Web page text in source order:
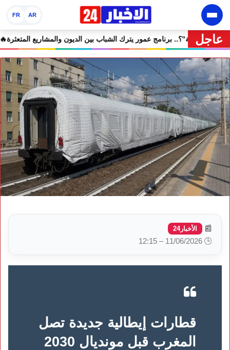
AR
FR
عاجل 🔥 “فرصة” أم “ورطة”؟.. برنامج عمور يترك الشباب بين الديون
📰 الأخبار24
🕒 11/06/2026 – 12:15
قطارات إيطالية جديدة تصل
المغرب قبل مونديال 2030